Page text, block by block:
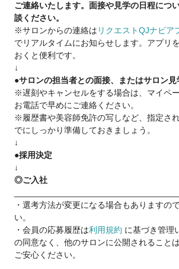
ハサミだけでお客さまのニーズに応えてい
ハサミだけで仕上げるスタイルづくりのおも
「カットが今より楽しくなる」
QBハウスには、やりがいがたくさん詰まっ
★長期ブランクの方も大歓迎★
QBHOUSEでは経験値や技術レベルに合わ
ております。
カット未経験者でも6ヶ月でスタイリストデ
ュラム
研修は全て勤務時間内に行っています。
6か月間、お給与をもらいながら集中して学
◎研修費無料
◎練習用ウィッグ会社支給
●東京・神奈川・千葉・埼玉：月給30万円～
●大阪・京都・兵庫・愛知：月給28万円～
●九州：月給29.1万円～
●岡山・四国：月給29.1万円～
ご連絡いたします。面接や見学の日程につ
談ください。
※サロンからの連絡は リクエストQJナビア
でリアルタイムにお知らせします。アプリ
おくと便利です。
↓
●サロンの担当者との面接、またはサロン見
※遅刻やキャンセルをする場合は、マイペ
お電話で早めにご連絡ください。
※履歴書や美容師免許の写しなど、指定さ
でにしっかり準備しておきましょう。
↓
●採用決定
↓
◎ご入社
・選考方法が変更になる場合もありますの
い。
・会員の応募履歴は利用規約 に基づき管理
の同意なく、他のサロンに公開されること
ご安心ください。